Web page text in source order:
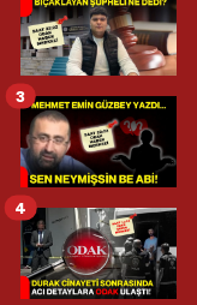
3
4